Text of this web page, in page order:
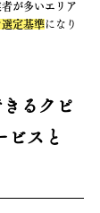
が多いエリア
選定基準になり
るクピ
ビスと